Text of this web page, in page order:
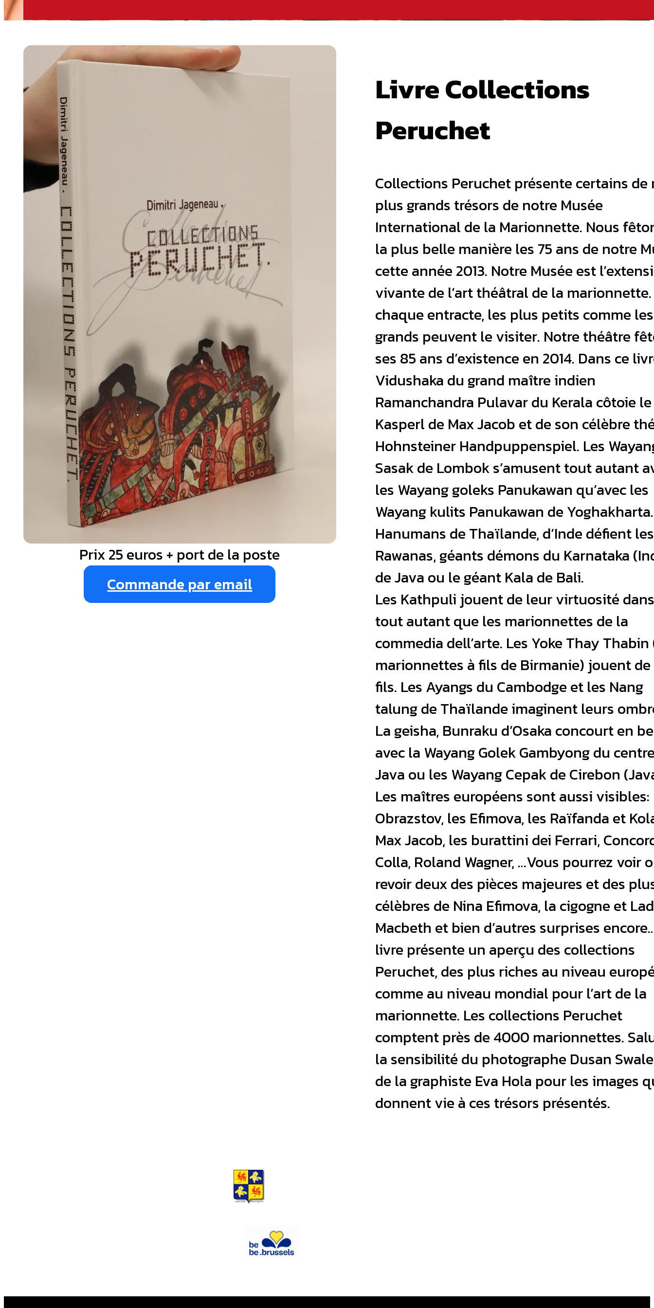
Prix 25 euros + port de la poste
Commande par email
Livre Collections
Peruchet
Collections Peruchet présente certains de
plus grands trésors de notre Musée
International de la Marionnette. Nous
la plus belle manière les 75 ans de notre
cette année 2013. Notre Musée est
vivante de l’art théâtral de la
chaque entracte, les plus petits comme
grands peuvent le visiter. Notre théâtre
ses 85 ans d’existence en 2014. Dans ce
Vidushaka du grand maître indien
Ramanchandra Pulavar du Kerala côtoie le
Kasperl de Max Jacob et de son célèbre
Hohnsteiner Handpuppenspiel. Les
Sasak de Lombok s’amusent tout autant
les Wayang goleks Panukawan qu’avec les
Wayang kulits Panukawan de
Hanumans de Thaïlande, d’Inde défient les
Rawanas, géants démons du Karnataka
de Java ou le géant Kala de Bali.
Les Kathpuli jouent de leur virtuosité
tout autant que les marionnettes de la
commedia dell’arte. Les Yoke Thay
marionnettes à fils de Birmanie) jouent
fils. Les Ayangs du Cambodge et les Nang
talung de Thaïlande imaginent leurs
La geisha, Bunraku d’Osaka concourt en
avec la Wayang Golek Gambyong du
Java ou les Wayang Cepak de Cirebon
Les maîtres européens sont aussi visibles:
Obrazstov, les Efimova, les Raïfanda et
Max Jacob, les burattini dei Ferrari,
Colla, Roland Wagner, …Vous pourrez voir
revoir deux des pièces majeures et des
célèbres de Nina Efimova, la cigogne et
Macbeth et bien d’autres surprises
livre présente un aperçu des collections
Peruchet, des plus riches au niveau
comme au niveau mondial pour l’art de la
marionnette. Les collections Peruchet
comptent près de 4000 marionnettes.
la sensibilité du photographe Dusan
de la graphiste Eva Hola pour les images
donnent vie à ces trésors présentés.